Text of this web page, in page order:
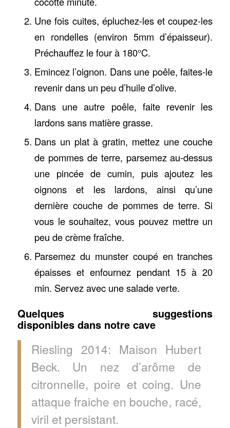
Une fois cuites, épluchez-les et coupez-les
en rondelles (environ 5mm d’épaisseur).
Préchauffez le four à 180°C.
Emincez l’oignon. Dans une poêle, faites-le
revenir dans un peu d’huile d’olive.
Dans une autre poêle, faite revenir les
lardons sans matière grasse.
Dans un plat à gratin, mettez une couche
de pommes de terre, parsemez au-dessus
une pincée de cumin, puis ajoutez les
oignons et les lardons, ainsi qu’une
dernière couche de pommes de terre. Si
vous le souhaitez, vous pouvez mettre un
peu de crème fraîche.
Parsemez du munster coupé en tranches
épaisses et enfournez pendant 15 à 20
min. Servez avec une salade verte.
Quelques suggestions
disponibles dans notre cave
Riesling 2014: Maison Hubert
Beck. Un nez d’arôme de
citronnelle, poire et coing. Une
attaque fraiche en bouche, racé,
viril et persistant.